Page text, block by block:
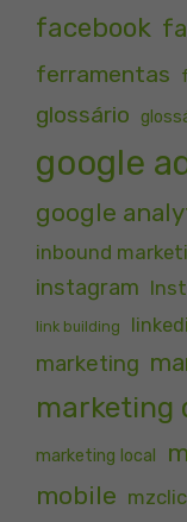
facebook
ferramentas
glossário
google
google
inbound
instagram
link building
marketing
marketing
marketing local
mobile